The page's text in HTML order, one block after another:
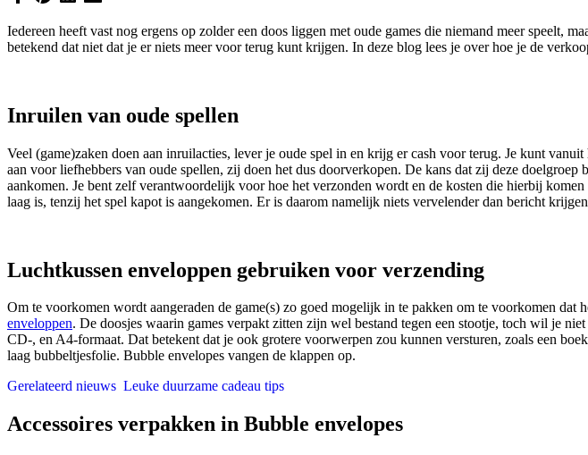
Iedereen heeft vast nog ergens op zolder een doos liggen met oude games die niemand meer speelt,
betekend dat niet dat je er niets meer voor terug kunt krijgen. In deze blog lees je over hoe je de
Inruilen van oude spellen
Veel (game)zaken doen aan inruilacties, lever je oude spel in en krijg er cash voor terug. Je kunt
aan voor liefhebbers van oude spellen, zij doen het dus doorverkopen. De kans dat zij deze
aankomen. Je bent zelf verantwoordelijk voor hoe het verzonden wordt en de kosten die hierbij
laag is, tenzij het spel kapot is aangekomen. Er is daarom namelijk niets vervelender dan bericht
Luchtkussen enveloppen gebruiken voor verzending
Om te voorkomen wordt aangeraden de game(s) zo goed mogelijk in te pakken om te voorkomen
enveloppen. De doosjes waarin games verpakt zitten zijn wel bestand tegen een stootje, toch wil je
CD-, en A4-formaat. Dat betekent dat je ook grotere voorwerpen zou kunnen versturen, zoals een
laag bubbeltjesfolie. Bubble envelopes vangen de klappen op.
Gerelateerd nieuws Leuke duurzame cadeau tips
Accessoires verpakken in Bubble envelopes